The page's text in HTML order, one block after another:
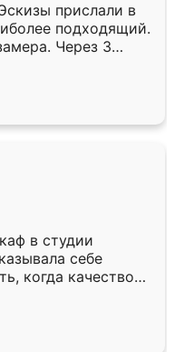
прислали в
подходящий.
Через 3
Остались
Ренессанс
работу!
в студии
себе
когда качеством
кухня уже почти